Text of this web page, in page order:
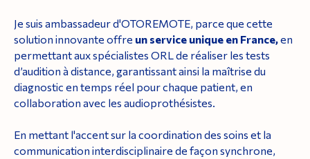
Je suis ambassadeur d'OTOREMOTE, parce que cette
solution innovante offre un service unique en France,en
permettant aux spécialistes ORL de réaliser les tests
d’audition à distance, garantissant ainsi la maîtrise du
diagnostic en temps réel pour chaque patient, en
collaboration avec les audioprothésistes.
En mettant l'accent sur la coordination des soins et la
communication interdisciplinaire de façon synchrone,